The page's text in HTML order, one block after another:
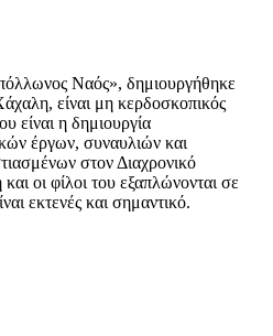
Ναός», δημιουργήθηκε
είναι μη κερδοσκοπικός
είναι η δημιουργία
έργων, συναυλιών και
στον Διαχρονικό
οι φίλοι του εξαπλώνονται σε
εκτενές και σημαντικό.